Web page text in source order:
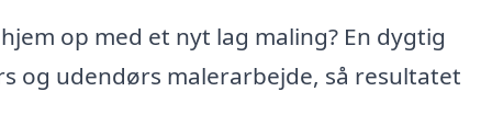
op med et nyt lag maling? En dygtig
og udendørs malerarbejde, så resultatet